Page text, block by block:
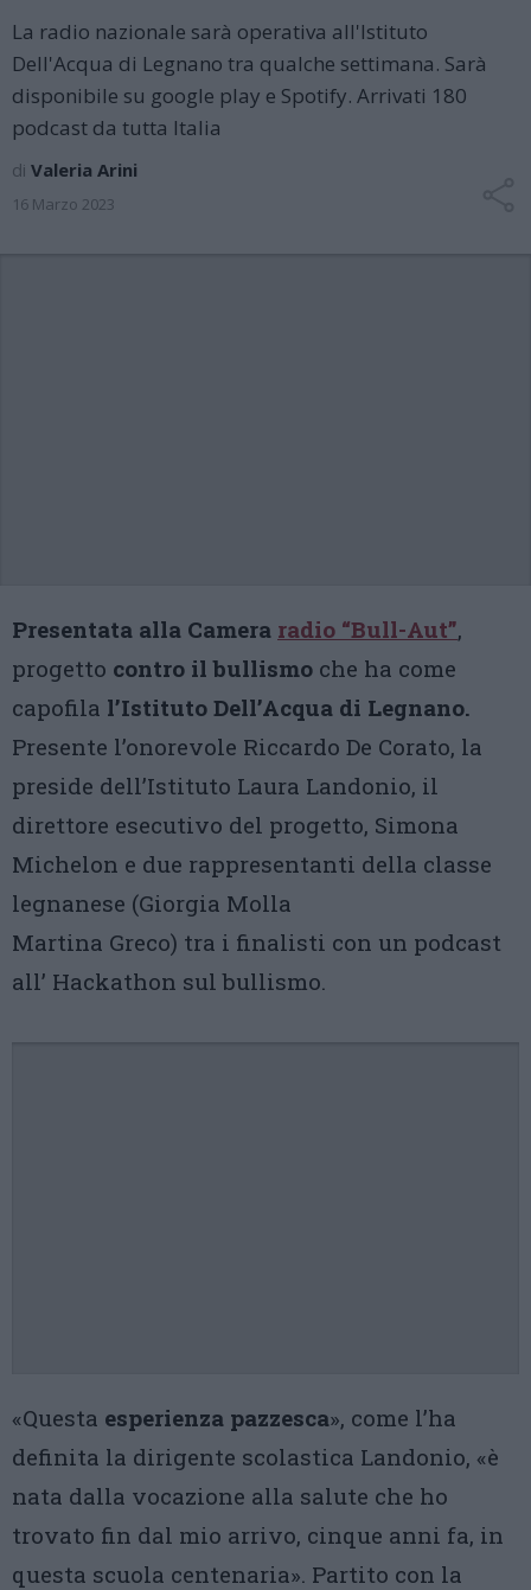
La radio nazionale sarà operativa all'Istituto
Dell'Acqua di Legnano tra qualche settimana. Sarà
disponibile su google play e Spotify. Arrivati 180
podcast da tutta Italia
di Valeria Arini
16 Marzo 2023
Presentata alla Camera radio “Bull-Aut”,
progetto contro il bullismo che ha come
capofila l’Istituto Dell’Acqua di Legnano.
Presente l’onorevole Riccardo De Corato, la
preside dell’Istituto Laura Landonio, il
direttore esecutivo del progetto, Simona
Michelon e due rappresentanti della classe
legnanese (Giorgia Molla
Martina Greco) tra i finalisti con un podcast
all’ Hackathon sul bullismo.
«Questa esperienza pazzesca», come l’ha
definita la dirigente scolastica Landonio, «è
nata dalla vocazione alla salute che ho
trovato fin dal mio arrivo, cinque anni fa, in
questa scuola centenaria». Partito con la